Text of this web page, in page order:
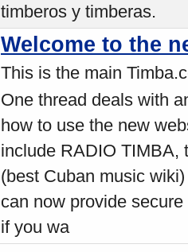
timberos y timberas.
Welcome to the
This is the main
One thread deals with
how to use the new
include RADIO TIMBA,
(best Cuban music
can now provide
if you wa